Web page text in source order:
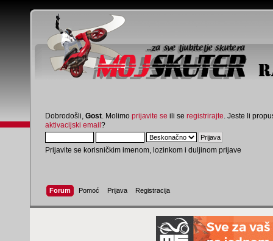
Dobrodošli, Gost . Molimo prijavite se ili se registrirajte . Jeste li
aktivacijski email?
Prijavite se korisničkim imenom, lozinkom i duljinom prijave
Forum Pomoć Prijava Registracija